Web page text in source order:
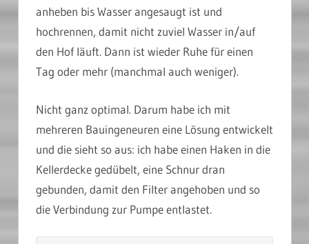
anheben bis Wasser angesaugt ist und
hochrennen, damit nicht zuviel Wasser in/auf
den Hof läuft. Dann ist wieder Ruhe für einen
Tag oder mehr (manchmal auch weniger).
Nicht ganz optimal. Darum habe ich mit
mehreren Bauingeneuren eine Lösung entwickelt
und die sieht so aus: ich habe einen Haken in die
Kellerdecke gedübelt, eine Schnur dran
gebunden, damit den Filter angehoben und so
die Verbindung zur Pumpe entlastet.